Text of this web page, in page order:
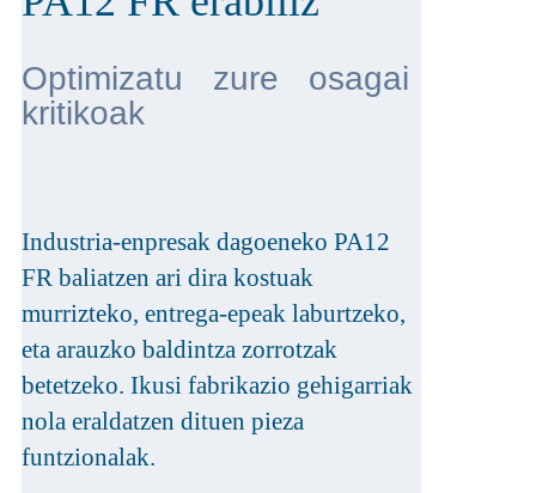
Optimizatu zure osagai
kritikoak
Industria-enpresak dagoeneko PA12
FR baliatzen ari dira kostuak
murrizteko, entrega-epeak laburtzeko,
eta arauzko baldintza zorrotzak
betetzeko. Ikusi fabrikazio gehigarriak
nola eraldatzen dituen pieza
funtzionalak.